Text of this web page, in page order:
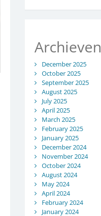
Archieven
December 2025
October 2025
September 2025
August 2025
July 2025
April 2025
March 2025
February 2025
January 2025
December 2024
November 2024
October 2024
August 2024
May 2024
April 2024
February 2024
January 2024